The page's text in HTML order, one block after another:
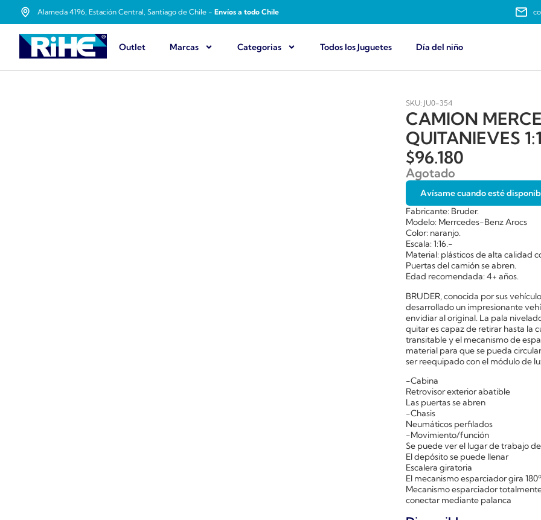
Alameda 4196, Estación Central, Santiago de Chile - Envíos a todo Chile
Outlet Marcas Categorias Todos los Juguetes Día del niño
SKU: JU0-354
CAMION
QUITANIEVES
$96.180
Agotado
Avísame cuando esté
Fabricante: Bruder.
Modelo: Merrcedes-Benz Arocs
Color: naranjo.
Escala: 1:16.-
Material: plásticos de alta calidad
Puertas del camión se abren.
Edad recomendada: 4+ años.
BRUDER, conocida por sus
desarrollado un impresionante
envidiar al original. La pala
quitar es capaz de retirar hasta la
transitable y el mecanismo de
material para que se pueda
ser reequipado con el módulo de
-Cabina
Retrovisor exterior abatible
Las puertas se abren
-Chasis
Neumáticos perfilados
-Movimiento/función
Se puede ver el lugar de trabajo
El depósito se puede llenar
Escalera giratoria
El mecanismo esparciador gira
Mecanismo esparciador
conectar mediante palanca